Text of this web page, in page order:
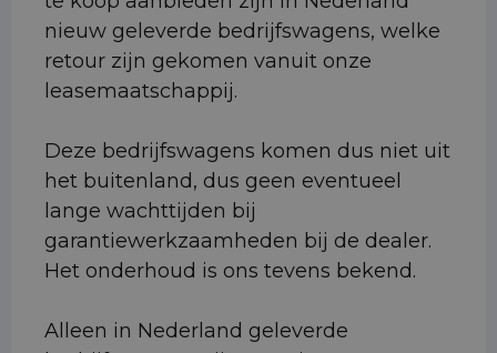
nieuw geleverde bedrijfswagens, welke
retour zijn gekomen vanuit onze
leasemaatschappij.
Deze bedrijfswagens komen dus niet uit
het buitenland, dus geen eventueel
lange wachttijden bij
garantiewerkzaamheden bij de dealer.
Het onderhoud is ons tevens bekend.
Alleen in Nederland geleverde